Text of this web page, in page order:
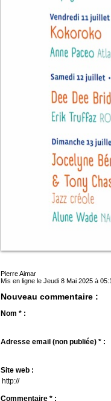
Pierre Aimar
Mis en ligne le Jeudi 8 Mai 2025 à
Nouveau commentaire :
Nom * :
Adresse email (non publiée) * :
Site web :
Commentaire * :